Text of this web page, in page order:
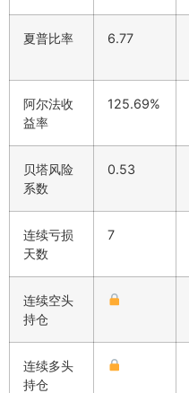
夏普比率 6.77
阿尔法收
益率
125.69%
贝塔风险
系数
0.53
连续亏损
天数
7
连续空头
持仓
连续多头
持仓